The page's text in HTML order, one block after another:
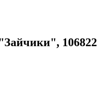
106822